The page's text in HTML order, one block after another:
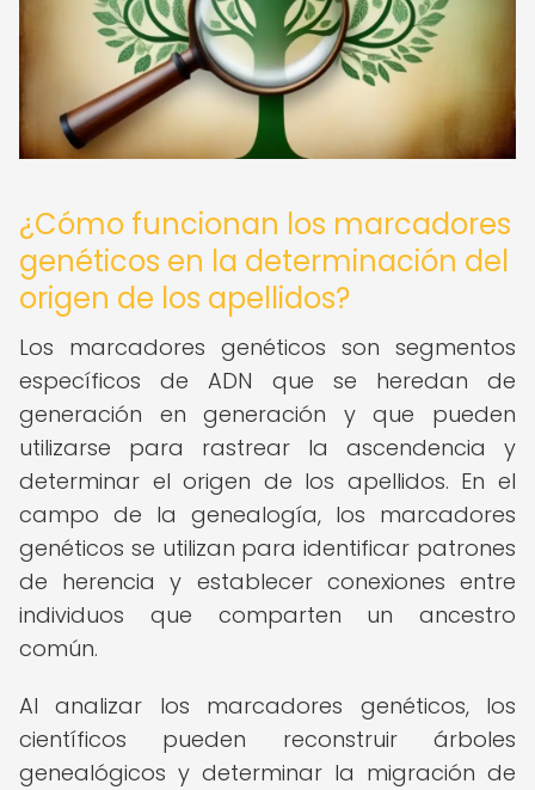
¿Cómo funcionan los marcadores
genéticos en la determinación del
origen de los apellidos?
Los marcadores genéticos son segmentos
específicos de ADN que se heredan de
generación en generación y que pueden
utilizarse para rastrear la ascendencia y
determinar el origen de los apellidos. En el
campo de la genealogía, los marcadores
genéticos se utilizan para identificar patrones
de herencia y establecer conexiones entre
individuos que comparten un ancestro
común.
Al analizar los marcadores genéticos, los
científicos pueden reconstruir árboles
genealógicos y determinar la migración de